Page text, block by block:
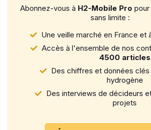
Abonnez-vous à H2-Mobile Pro pour
sans limite :
Une veille marché en France et
Accès à l'ensemble de nos
4500 articles
Des chiffres et données clés
hydrogène
Des interviews de décideurs
projets